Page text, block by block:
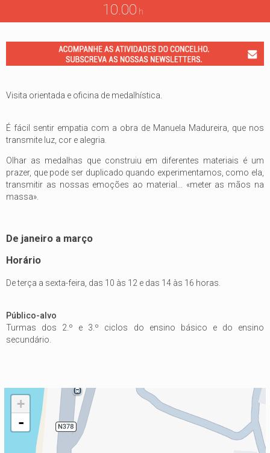
10.00 h
Visita orientada e oficina de medalhística.
É fácil sentir empatia com a obra de Manuela Madureira, que nos
transmite luz, cor e alegria.
Olhar as medalhas que construiu em diferentes materiais é um
prazer, que pode ser duplicado quando experimentamos, como ela,
transmitir as nossas emoções ao material... «meter as mãos na
massa».
De janeiro a março
Horário
De terça a sexta-feira, das 10 às 12 e das 14 às 16 horas.
Público-alvo
Turmas dos 2.º e 3.º ciclos do ensino básico e do ensino
secundário.
+
-